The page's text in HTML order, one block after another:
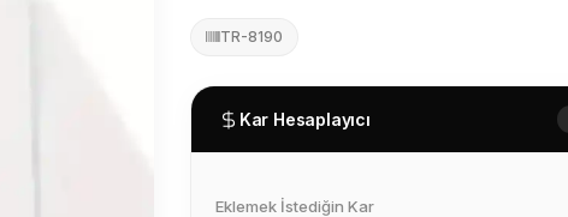
TR-8190
Kar Hesaplayıcı
Eklemek İstediğin Kar